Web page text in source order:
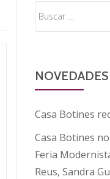
Casa Botines
Casa Botines
Feria
Reus, Sandra